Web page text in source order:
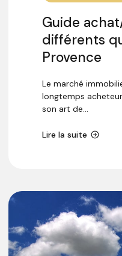
Guide
différents
Provence
Le marché
longtemps
son art de...
Lire la suite